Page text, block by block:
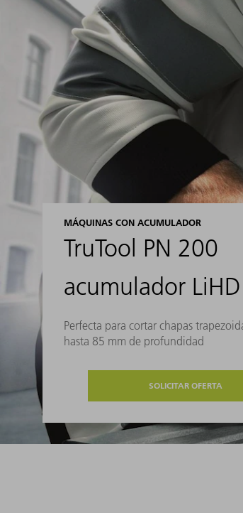
MÁQUINAS CON ACUMULADOR
TruTool PN 200
acumulador
Perfecta para cortar chapas
hasta 85 mm de profundidad
SOLICITAR OFERTA